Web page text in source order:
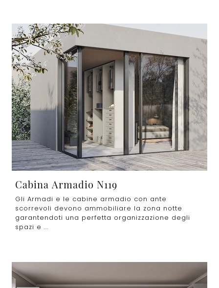
Cabina Armadio N119
Gli Armadi e le cabine armadio con ante
scorrevoli devono ammobiliare la zona notte
garantendoti una perfetta organizzazione degli
spazi e ...